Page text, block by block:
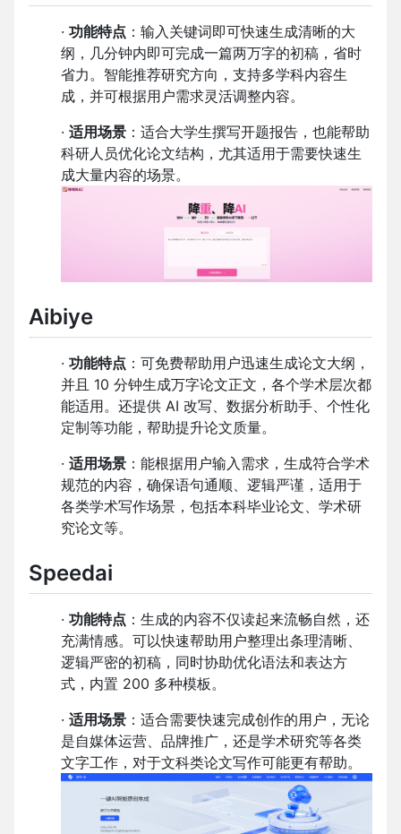
· 功能特点 ：输入关键词即可快速生成清晰的大
纲，几分钟内即可完成一篇两万字的初稿，省时
省力。智能推荐研究方向，支持多学科内容生
成，并可根据用户需求灵活调整内容。
· 适用场景 ：适合大学生撰写开题报告，也能帮助
科研人员优化论文结构，尤其适用于需要快速生
成大量内容的场景。
Aibiye
· 功能特点 ：可免费帮助用户迅速生成论文大纲，
并且 10 分钟生成万字论文正文，各个学术层次都
能适用。还提供 AI 改写、数据分析助手、个性化
定制等功能，帮助提升论文质量。
· 适用场景 ：能根据用户输入需求，生成符合学术
规范的内容，确保语句通顺、逻辑严谨，适用于
各类学术写作场景，包括本科毕业论文、学术研
究论文等。
Speedai
· 功能特点 ：生成的内容不仅读起来流畅自然，还
充满情感。可以快速帮助用户整理出条理清晰、
逻辑严密的初稿，同时协助优化语法和表达方
式，内置 200 多种模板。
· 适用场景 ：适合需要快速完成创作的用户，无论
是自媒体运营、品牌推广，还是学术研究等各类
文字工作，对于文科类论文写作可能更有帮助。